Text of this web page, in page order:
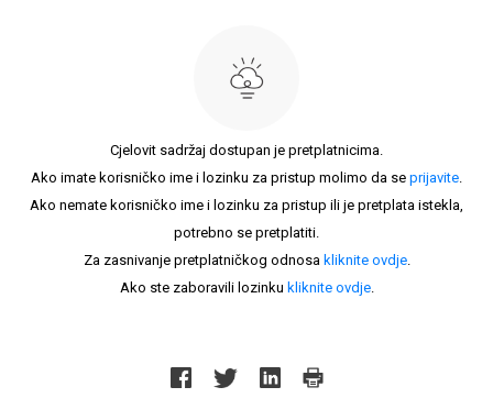
Cjelovit sadržaj dostupan je pretplatnicima.
Ako imate korisničko ime i lozinku za pristup molimo da se prijavite.
Ako nemate korisničko ime i lozinku za pristup ili je pretplata istekla,
potrebno se pretplatiti.
Za zasnivanje pretplatničkog odnosa kliknite ovdje.
Ako ste zaboravili lozinku kliknite ovdje.